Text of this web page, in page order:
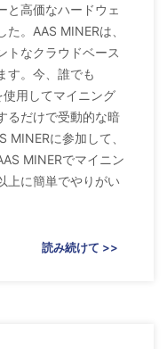
と高価なハードウェ
。AAS MINERは、
トなクラウドベース
す。今、誰でも
使用してマイニング
るだけで受動的な暗
MINERに参加して、
MINERでマイニン
上に簡単でやりがい
読み続けて >>